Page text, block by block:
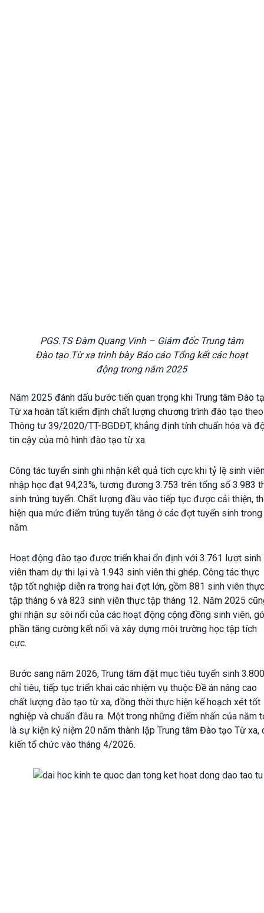
PGS.TS Đàm Quang Vinh – Giám đốc Trung tâm
Đào tạo Từ xa trình bày Báo cáo Tổng kết các hoạt
động trong năm 2025
Năm 2025 đánh dấu bước tiến quan trọng khi Trung tâm Đào
Từ xa hoàn tất kiểm định chất lượng chương trình đào tạo theo
Thông tư 39/2020/TT-BGDĐT, khẳng định tính chuẩn hóa và
tin cậy của mô hình đào tạo từ xa.
Công tác tuyển sinh ghi nhận kết quả tích cực khi tỷ lệ sinh
nhập học đạt 94,23%, tương đương 3.753 trên tổng số 3.983
sinh trúng tuyển. Chất lượng đầu vào tiếp tục được cải thiện,
hiện qua mức điểm trúng tuyển tăng ở các đợt tuyển sinh trong
năm.
Hoạt động đào tạo được triển khai ổn định với 3.761 lượt sinh
viên tham dự thi lại và 1.943 sinh viên thi ghép. Công tác thực
tập tốt nghiệp diễn ra trong hai đợt lớn, gồm 881 sinh viên thực
tập tháng 6 và 823 sinh viên thực tập tháng 12. Năm 2025
ghi nhận sự sôi nổi của các hoạt động cộng đồng sinh viên,
phần tăng cường kết nối và xây dựng môi trường học tập tích
cực.
Bước sang năm 2026, Trung tâm đặt mục tiêu tuyển sinh 3.800
chỉ tiêu, tiếp tục triển khai các nhiệm vụ thuộc Đề án nâng cao
chất lượng đào tạo từ xa, đồng thời thực hiện kế hoạch xét tốt
nghiệp và chuẩn đầu ra. Một trong những điểm nhấn của năm
là sự kiện kỷ niệm 20 năm thành lập Trung tâm Đào tạo Từ xa,
kiến tổ chức vào tháng 4/2026.